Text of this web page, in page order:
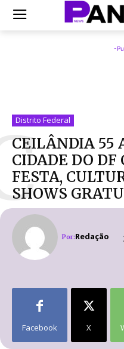
-
Distrito Federal
CEILÂNDIA 55
CIDADE DO DF
FESTA,
SHOWS
Por:Redação
Facebook X